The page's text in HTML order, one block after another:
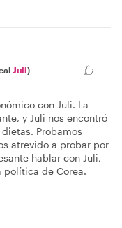
Juli)
con Juli. La
y Juli nos encontró
Probamos
atrevido a probar por
hablar con Juli,
política de Corea.